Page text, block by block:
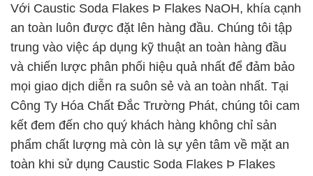
Với Caustic Soda Flakes Þ Flakes NaOH, khía cạnh
an toàn luôn được đặt lên hàng đầu. Chúng tôi tập
trung vào việc áp dụng kỹ thuật an toàn hàng đầu
và chiến lược phân phối hiệu quả nhất để đảm bảo
mọi giao dịch diễn ra suôn sẻ và an toàn nhất. Tại
Công Ty Hóa Chất Đắc Trường Phát, chúng tôi cam
kết đem đến cho quý khách hàng không chỉ sản
phẩm chất lượng mà còn là sự yên tâm về mặt an
toàn khi sử dụng Caustic Soda Flakes Þ Flakes